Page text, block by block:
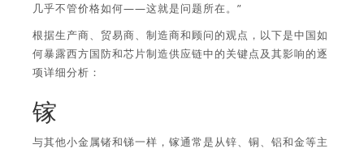
几乎不管价格如何——这就是问题所在。”
根据生产商、贸易商、制造商和顾问的观点，以下是中国如
何暴露西方国防和芯片制造供应链中的关键点及其影响的逐
项详细分析：
镓
与其他小金属锗和锑一样，镓通常是从锌、铜、铝和金等主